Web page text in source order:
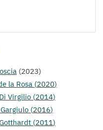
(2023)
la Rosa (2020)
Virgilio (2014)
(2016)
(2011)